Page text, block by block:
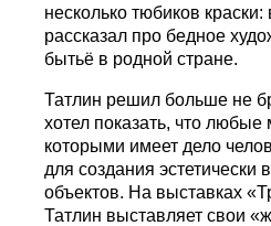
несколько тюбиков
рассказал про бедное
бытьё в родной стране.
Татлин решил больше не
хотел показать, что
которыми имеет дело
для создания эстетически
объектов. На выставках
Татлин выставляет свои